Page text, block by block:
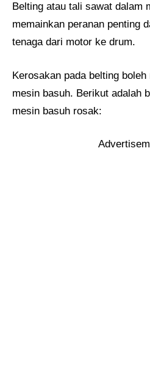
Belting atau tali sawat dalam
memainkan peranan penting
tenaga dari motor ke drum.
Kerosakan pada belting
mesin basuh. Berikut adalah
mesin basuh rosak: